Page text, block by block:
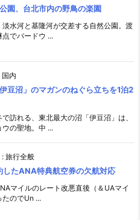
園、台北市内の野鳥の楽園
水河と基隆河が交差する自然公園。渡
点でバードウ ...
国内
豆沼」のマガンのねぐら立ちを1泊2
訪れる、東北最大の沼「伊豆沼」は、
の聖地。中 ...
: 旅行全般
したANA特典航空券の欠航対応
マイルのレート改悪直後（＆UAマイ
たのでUn ...